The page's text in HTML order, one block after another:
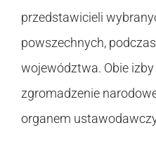
przedstawicieli
powszechnych,
województwa. Obie
zgromadzenie
organem